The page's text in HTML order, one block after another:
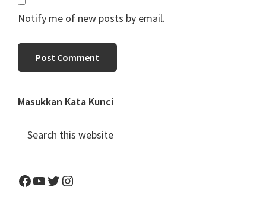
Notify me of new posts by email.
Primary
Sidebar
Masukkan Kata Kunci
this
Facebook
YouTube
Twitter
Instagram